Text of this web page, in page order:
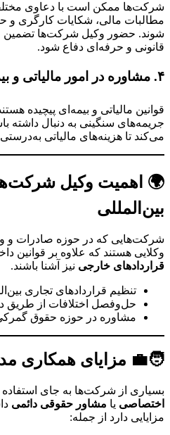
شرکت‌ها ممکن است با دعاوی
مطالبات مالی، شکایات کارگری و
شوند. حضور وکیل شرکت‌ها
قانونی و حرفه‌ای دفاع شود.
۴. مشاوره در امور مالیاتی و بیمه‌ای 💰
قوانین مالیاتی و بیمه‌ای پیچیده
جریمه‌های سنگینی به دنبال داشته
می‌کند تا هزینه‌های مالیاتی
🌍 اهمیت وکیل
بین‌المللی
شرکت‌هایی که در حوزه صادرات و
وکلایی هستند که علاوه بر قوانین
قراردادهای خارجی نیز آشنا باشند.
تنظیم قراردادهای تجاری
حل‌وفصل اختلافات از طریق
مشاوره در حوزه حقوق
🧑‍💼 مزایای همکاری
بسیاری از شرکت‌ها به جای
اختصاصی یا مشاور حقوقی دائمی
مزایایی دارد از جمله: